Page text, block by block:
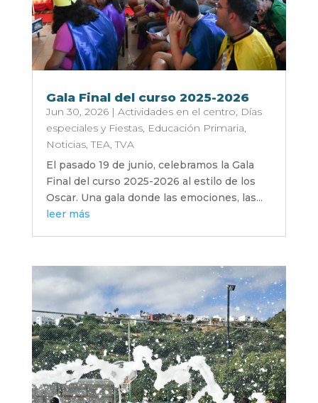
Gala Final del curso 2025-2026
Jun 30, 2026| Actividades en el centro, Días
especiales y Fiestas, Educación Primaria,
Noticias,TEA,TVA
El pasado 19 de junio, celebramos la Gala
Final del curso 2025-2026 al estilo de los
Oscar. Una gala donde las emociones, las...
leer más